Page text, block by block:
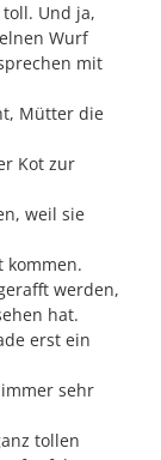
Und ja,
Wurf
mit
Mütter die
Kot zur
weil sie
kommen.
werden,
hat.
erst ein
sehr
tollen